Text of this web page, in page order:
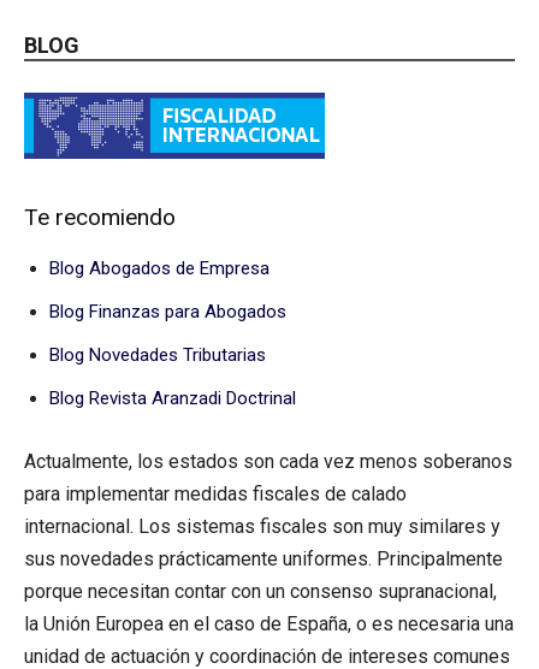
BLOG
Te recomiendo
Blog Abogados de Empresa
Blog Finanzas para Abogados
Blog Novedades Tributarias
Blog Revista Aranzadi Doctrinal
Actualmente, los estados son cada vez menos soberanos
para implementar medidas fiscales de calado
internacional. Los sistemas fiscales son muy similares y
sus novedades prácticamente uniformes. Principalmente
porque necesitan contar con un consenso supranacional,
la Unión Europea en el caso de España, o es necesaria una
unidad de actuación y coordinación de intereses comunes